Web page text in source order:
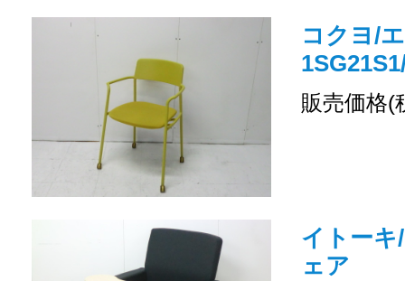
コクヨ/
販売価格(
イトー
ェア